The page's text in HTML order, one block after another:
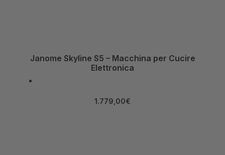
Janome Skyline S5 – Macchina per Cucire
Elettronica
1.779,00€